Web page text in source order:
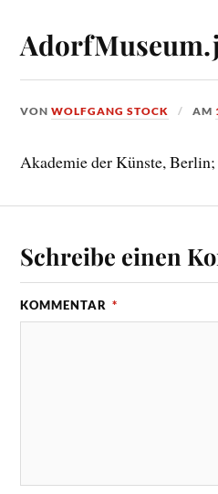
VONWOLFGANG STOCK AM
Akademie der Künste,
Schreibe einen
KOMMENTAR *